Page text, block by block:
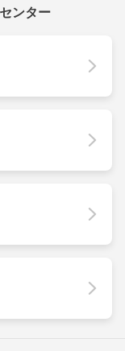
ンター